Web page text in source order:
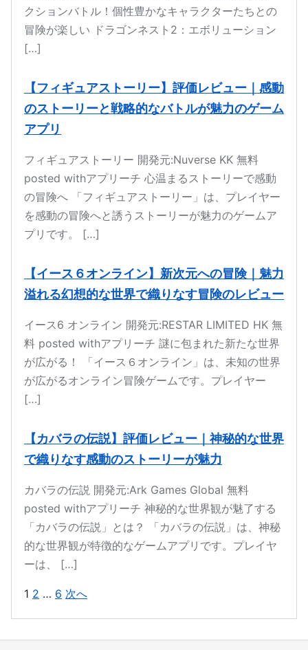
クションバトル！個性豊かなキャラクターたちとの
冒険が楽しい ドラゴンネスト2：エボリューション
[…]
【フィギュアストーリー】評価レビュー｜感動
のストーリーと戦略的なバトルが魅力のゲーム
アプリ
フィギュアストーリー 開発元:Nuverse KK 無料
posted withアプリーチ 心温まるストーリーで感動
の冒険へ 「フィギュアストーリー」は、プレイヤー
を感動の冒険へと誘うストーリーが魅力のゲームア
プリです。 […]
【イース６オンライン】新次元への冒険｜魅力
溢れる幻想的な世界で織りなす冒険のレビュー
イース6 オンライン 開発元:RESTAR LIMITED HK 無
料 posted withアプリーチ 謎に包まれた新たな世界
が広がる！ 「イース６オンライン」は、未知の世界
が広がるオンライン冒険ゲームです。プレイヤー
[…]
【カバラの伝説】評価レビュー｜神秘的な世界
で織りなす感動のストーリーが魅力
カバラの伝説 開発元:Ark Games Global 無料
posted withアプリーチ 神秘的な世界観が魅了する
「カバラの伝説」とは？ 「カバラの伝説」は、神秘
的な世界観が特徴的なゲームアプリです。プレイヤ
ーは、 […]
投稿のページ送り
1 2 … 6 次へ